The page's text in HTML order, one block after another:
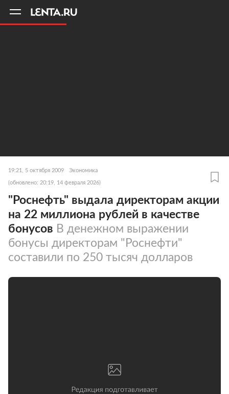
19:21, 5 октября 2009 Экономика
(обновлено: 20:19, 14 февраля 2026)
"Роснефть" выдала директорам акции
на 22 миллиона рублей в качестве
бонусов В денежном выражении
бонусы директорам "Роснефти"
составили по 250 тысяч долларов